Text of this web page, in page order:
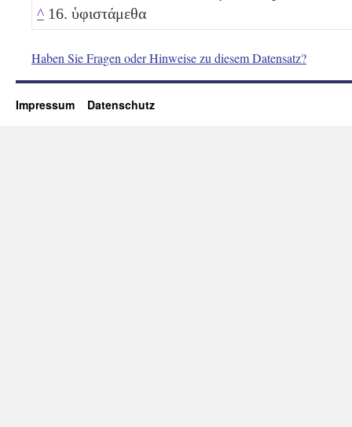
^ 16. ὑφιστάμεθα
Haben Sie Fragen oder Hinweise zu diesem Datensatz?
Impressum Datenschutz